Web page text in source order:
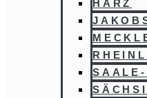
HARZ